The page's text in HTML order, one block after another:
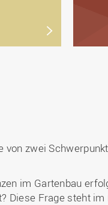
von zwei
im Gartenbau
Diese Frage steht